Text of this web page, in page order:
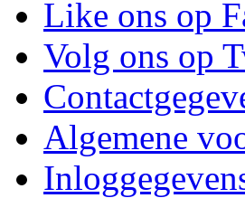
Like ons op
Volg ons op
Algemene